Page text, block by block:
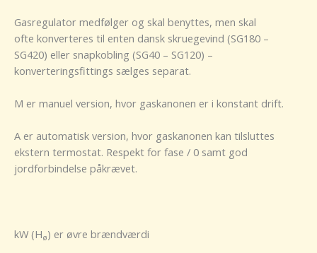
Gasregulator medfølger og skal benyttes, men skal
ofte konverteres til enten dansk skruegevind (SG180 –
SG420) eller snapkobling (SG40 – SG120) –
konverteringsfittings sælges separat.
M er manuel version, hvor gaskanonen er i konstant drift.
A er automatisk version, hvor gaskanonen kan tilsluttes
ekstern termostat. Respekt for fase / 0 samt god
jordforbindelse påkrævet.
kW (Hø) er øvre brændværdi